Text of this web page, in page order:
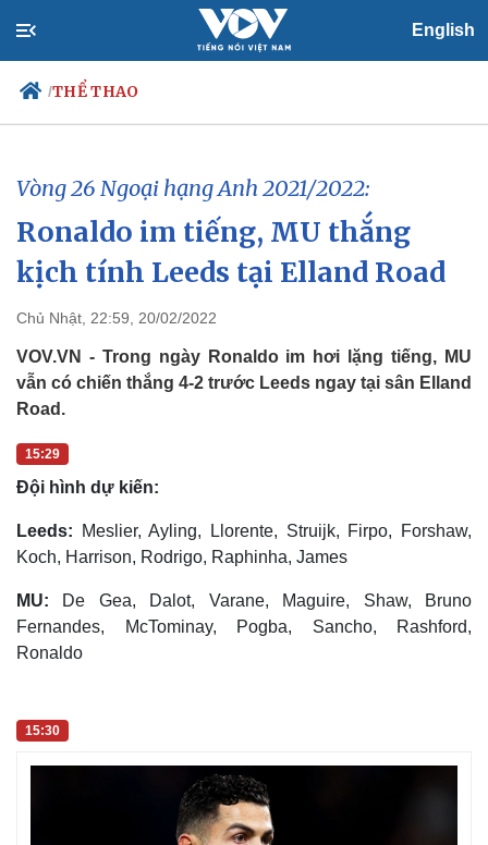
English
/THỂ THAO
Chính trị
Đảng
Tổ chức nhân sự
Quốc hội
Tin 24h
Dự báo thời tiết
Giáo dục
Biển đảo
Vòng 26 Ngoại hạng Anh 2021/2022:
Ronaldo im tiếng, MU thắng
kịch tính Leeds tại Elland Road
Chủ Nhật, 22:59, 20/02/2022
VOV.VN - Trong ngày Ronaldo im hơi lặng tiếng, MU
vẫn có chiến thắng 4-2 trước Leeds ngay tại sân Elland
Road.
15:29
Đội hình dự kiến:
Leeds:
Meslier, Ayling, Llorente, Struijk, Firpo, Forshaw,
Koch, Harrison, Rodrigo, Raphinha, James
MU: De Gea, Dalot, Varane, Maguire, Shaw, Bruno
Fernandes, McTominay, Pogba, Sancho, Rashford,
Ronaldo
15:30